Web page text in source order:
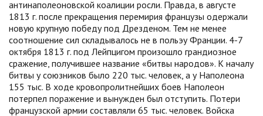
антинаполеоновской коалиции росли. Правда, в августе
1813 г. после прекращения перемирия французы одержали
новую крупную победу под Дрезденом. Тем не менее
соотношение сил складывалось не в польэу Франции. 4-7
октября 1813 г. под Лейпцигом произошло грандиозное
сражение, получившее название «битвы народов». К началу
битвы у союзников было 220 тыс. человек, а у Наполеона
155 тыс. В ходе кровопролитнейших боев Наполеон
потерпел поражение и вынужден был отступить. Потери
французской армии составляли 65 тыс. человек. Войска